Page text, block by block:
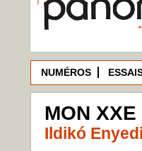
NUMÉROS
MON
Ildikó Enyedi